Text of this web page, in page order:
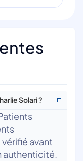
Solari ?
avant
authenticité.